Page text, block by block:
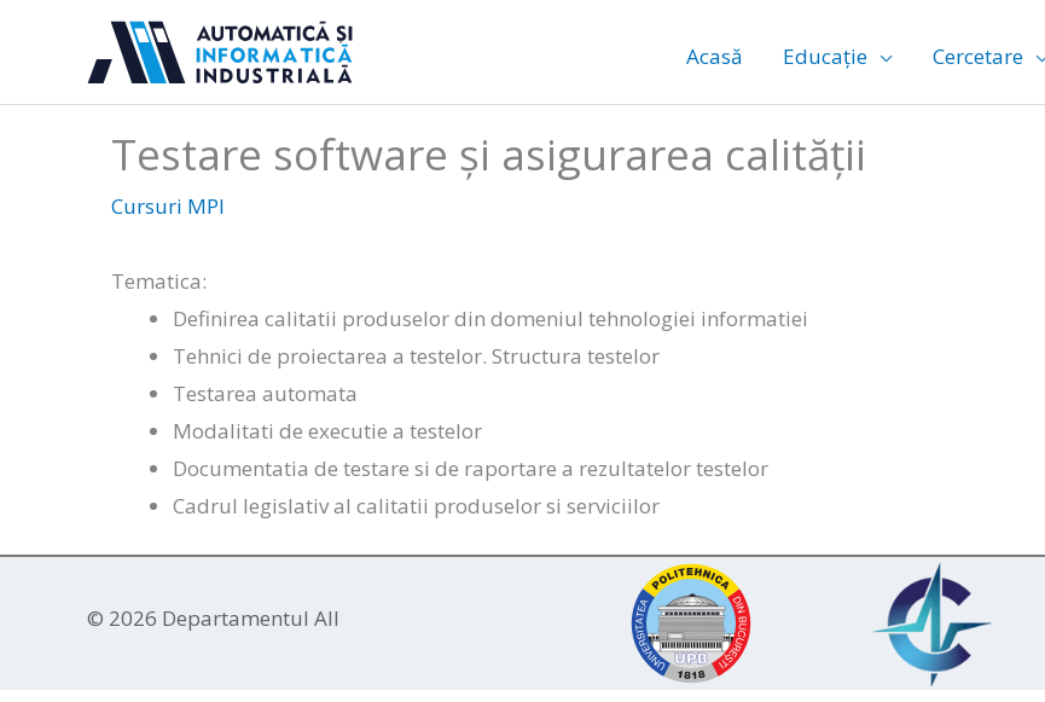
Acasă Educație Cercetare
Testare software și asigurarea calității
Cursuri MPI
Tematica:
Definirea calitatii produselor din domeniul tehnologiei informatiei
Tehnici de proiectarea a testelor. Structura testelor
Testarea automata
Modalitati de executie a testelor
Documentatia de testare si de raportare a rezultatelor testelor
Cadrul legislativ al calitatii produselor si serviciilor
© 2026 Departamentul AII